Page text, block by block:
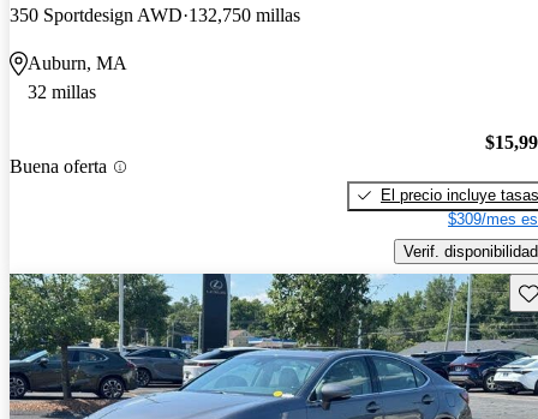
350 Sportdesign AWD 132,750 millas
Auburn, MA
32 millas
Buena oferta
El precio incluye tasas
$309/mes
Verif. disponibilidad